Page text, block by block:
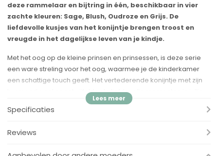
deze rammelaar en bijtring in één, beschikbaar in vier
zachte kleuren: Sage, Blush, Oudroze en Grijs. De
liefdevolle kusjes van het konijntje brengen troost en
vreugde in het dagelijkse leven van je kindje.
Met het oog op de kleine prinsen en prinsessen, is deze serie
een ware streling voor het oog, waarmee je de kinderkamer
een schattige touch geeft. Het vertederende konijntje met zijn
kusmondje zal ongetwijfeld vele liefdevolle momenten in jullie
✓ Liefde op het Eerste Gezicht:
Specificaties
Reviews